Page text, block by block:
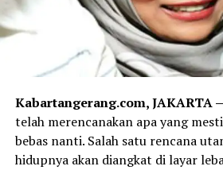
Kabartangerang.com, JAKARTA
telah merencanakan apa yang
bebas nanti. Salah satu rencana
hidupnya akan diangkat di layar